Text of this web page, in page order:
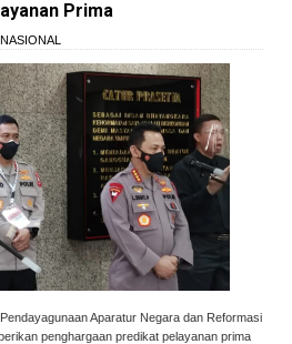
Prima
NASIONAL
Aparatur Negara dan Reformasi
penghargaan predikat pelayanan prima